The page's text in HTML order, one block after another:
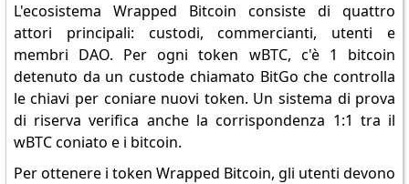
L'ecosistema Wrapped Bitcoin consiste di quattro
attori principali: custodi, commercianti, utenti e
membri DAO. Per ogni token wBTC, c'è 1 bitcoin
detenuto da un custode chiamato BitGo che controlla
le chiavi per coniare nuovi token. Un sistema di prova
di riserva verifica anche la corrispondenza 1:1 tra il
wBTC coniato e i bitcoin.
Per ottenere i token Wrapped Bitcoin, gli utenti devono